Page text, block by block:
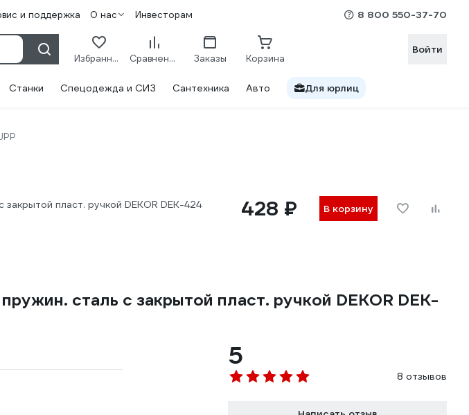
и поддержка О нас Инвесторам 8 800 550-37-70
Избранное Сравнение Заказы Корзина
Войти
Станки Спецодежда и СИЗ Сантехника Авто Для юрлиц
пласт. ручкой DEKOR DEK-424
428 ₽ В корзину
сталь c закрытой пласт. ручкой DEKOR DEK-
5
8 отзывов